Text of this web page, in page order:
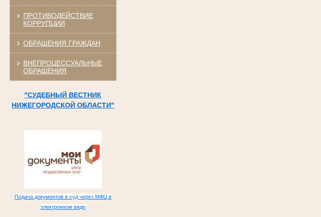
ПРОТИВОДЕЙСТВИЕ
КОРРУПЦИИ
ОБРАЩЕНИЯ ГРАЖДАН
ВНЕПРОЦЕССУАЛЬНЫЕ
ОБРАЩЕНИЯ
"СУДЕБНЫЙ ВЕСТНИК
НИЖЕГОРОДСКОЙ ОБЛАСТИ"
Подача документов в суд через МФЦ в
электронном виде